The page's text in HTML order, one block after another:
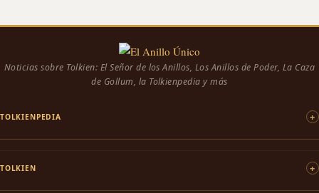
Noticias sobre Tolkien: El Señor de los Anillos, Los Anillos de Poder, La Caza
de Gollum, la Tolkienpedia y más
TOLKIENPEDIA
TOLKIEN